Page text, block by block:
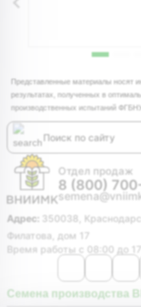
Представленные материалы носят
результатах, полученных в
производственных испытаний
Отдел продаж
8 (800)
Адрес:
350038,
Филатова, дом 17
Время работы с 08:00 до
Семена производства